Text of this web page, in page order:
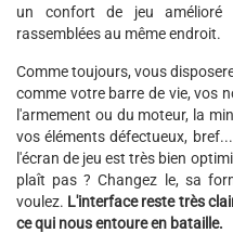
un confort de jeu
rassemblées au même endroit.
Comme toujours, vous
comme votre barre de vie, vos
l'armement ou du moteur, la
vos éléments défectueux,
l'écran de jeu est très bien
plaît pas ? Changez le, sa
voulez. L'interface reste très
ce qui nous entoure en bataille.